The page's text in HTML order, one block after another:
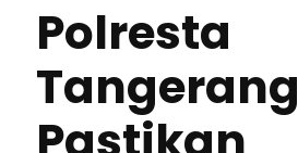
Polresta
Tangerang